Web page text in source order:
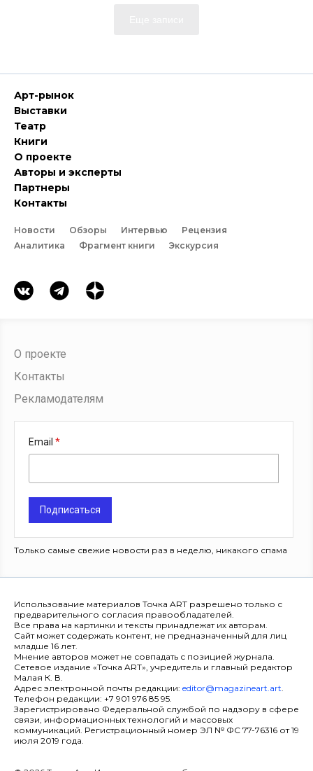
Арт-рынок
Выставки
Театр
Книги
О проекте
Авторы и эксперты
Партнеры
Контакты
Новости Обзоры Интервью
Рецензия
Аналитика
Фрагмент книги Экскурсия
О проекте
Контакты
Рекламодателям
Email
Подписаться
Только самые свежие новости раз в неделю, никакого спама
Использование материалов Точка ART разрешено только с
предварительного согласия правообладателей.
Все права на картинки и тексты принадлежат их авторам.
Сайт может содержать контент, не предназначенный для лиц
младше 16 лет.
Мнение авторов может не совпадать с позицией журнала.
Сетевое издание «Точка ART», учредитель и главный редактор
Малая К. В.
Адрес электронной почты редакции: editor@magazineart.art.
Телефон редакции: +7 901 976 85 95.
Зарегистрировано Федеральной службой по надзору в сфере
связи, информационных технологий и массовых
коммуникаций. Регистрационный номер ЭЛ № ФС 77-76316 от 19
июля 2019 года.